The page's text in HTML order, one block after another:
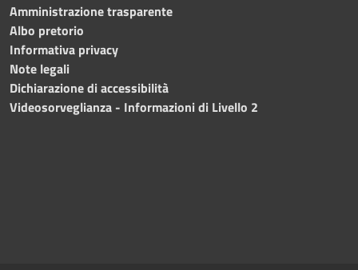
Amministrazione trasparente
Albo pretorio
Informativa privacy
Note legali
Dichiarazione di accessibilità
Videosorveglianza - Informazioni di Livello 2